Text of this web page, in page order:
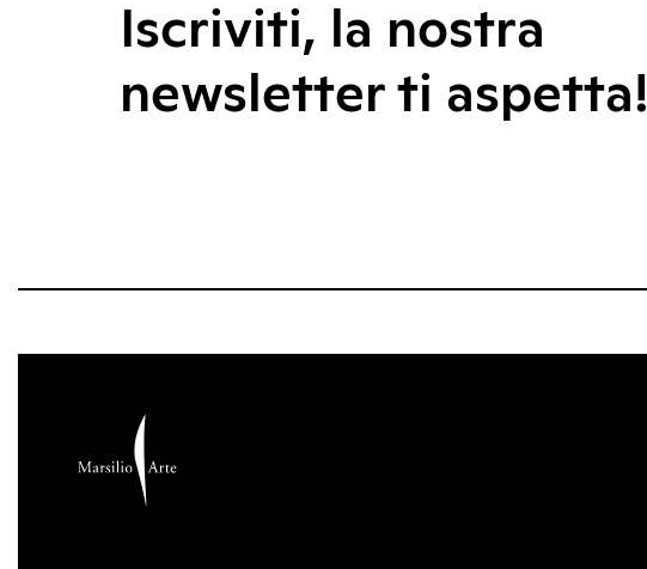
Iscriviti, la nostra
newsletter ti aspetta!